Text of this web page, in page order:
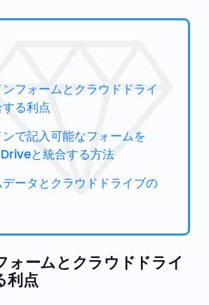
フォームとクラウドドライ
る利点
で記入可能なフォームを
と統合する方法
ータとクラウドドライブの
ォームとクラウドドライ
利点